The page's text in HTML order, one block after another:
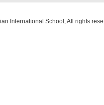
International School, All rights